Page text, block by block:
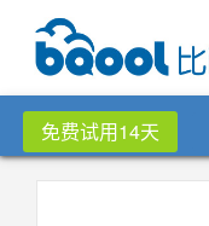
免费试用14天